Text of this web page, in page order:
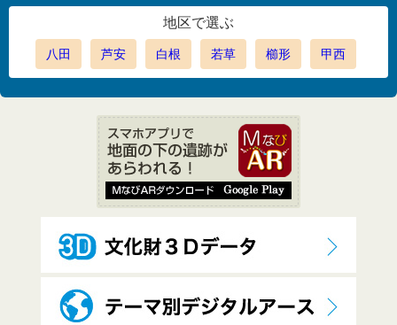
地区で選ぶ
八田 芦安 白根 若草 櫛形 甲西